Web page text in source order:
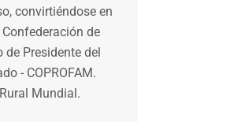
convirtiéndose en
de
Presidente del
- COPROFAM.
Mundial.